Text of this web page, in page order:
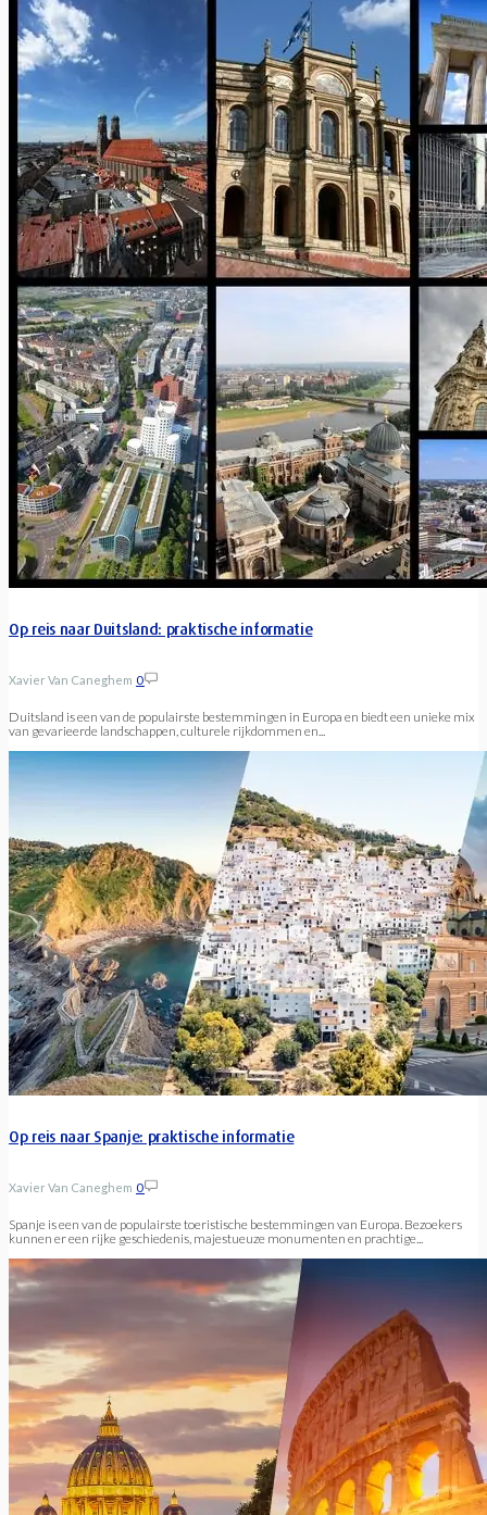
Op reis naar Duitsland: praktische informatie
Xavier Van Caneghem 0
Duitsland is een van de populairste bestemmingen in Europa en biedt een unieke mix
van gevarieerde landschappen, culturele rijkdommen en...
Op reis naar Spanje: praktische informatie
Xavier Van Caneghem 0
Spanje is een van de populairste toeristische bestemmingen van Europa. Bezoekers
kunnen er een rijke geschiedenis, majestueuze monumenten en prachtige...